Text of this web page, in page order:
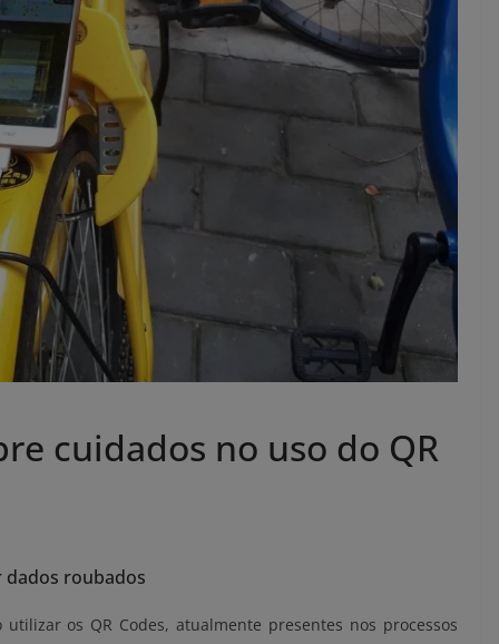
cuidados no uso do QR
dados roubados
os QR Codes, atualmente presentes nos processos